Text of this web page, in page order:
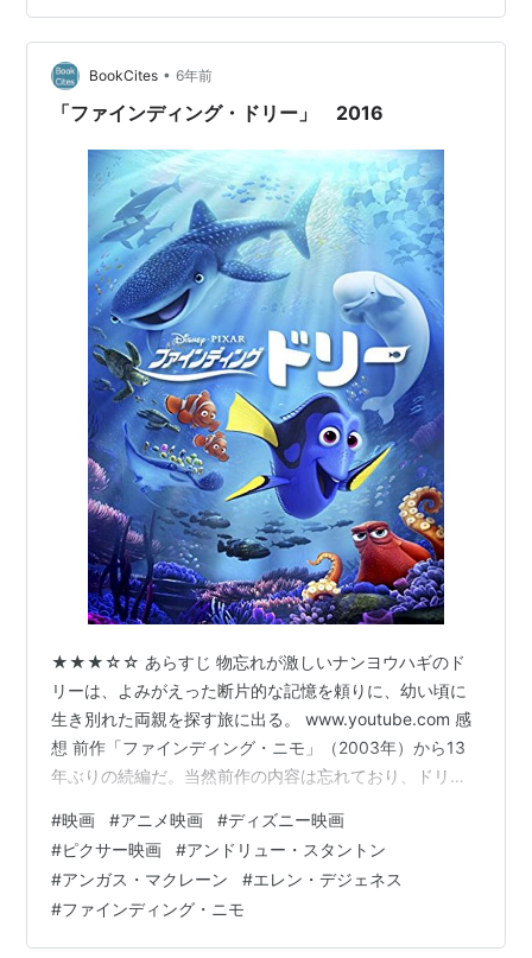
『ズートピア』に投げた神の一声 『ジョン・カーター』
の失敗 アンドリュー・スタントンはスター・ウォーズを
撮れ ピクサーの監督を…
BookCites • 6年前
「ファインディング・ドリー」 2016
★★★☆☆ あらすじ 物忘れが激しいナンヨウハギのド
リーは、よみがえった断片的な記憶を頼りに、幼い頃に
生き別れた両親を探す旅に出る。 www.youtube.com 感
想 前作「ファインディング・ニモ」（2003年）から13
年ぶりの続編だ。当然前作の内容は忘れており、ドリー
憶を手繰り寄せながら見ることになった。 (海水魚)バリ
産 ナンヨウハギ Mサイズ(1匹) 本州・四国限定[生体] メ
ディア: その他 しかし物語はそんなブランクがあるにも
かかわらず、前作を知っている前提で展開する強気のス
タイルだ。とはいえ、ブランクを感じるのは子供のいな
#映画 #アニメ映画 #ディズニー映画
#ピクサー映画 #アンドリュー・スタントン
#アンガス・マクレーン #エレン・デジェネス
#ファインディング・ニモ